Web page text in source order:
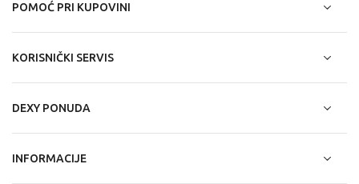
POMOĆ PRI KUPOVINI
KORISNIČKI SERVIS
DEXY PONUDA
INFORMACIJE